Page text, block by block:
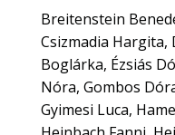
Breitenstein
Csizmadia Hargita,
Boglárka, Ézsiás
Nóra, Gombos
Gyimesi Luca,